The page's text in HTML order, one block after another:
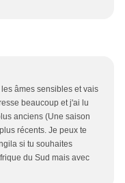
âmes sensibles et vais
beaucoup et j'ai lu
anciens (Une saison
récents. Je peux te
si tu souhaites
du Sud mais avec